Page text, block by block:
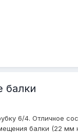
балки
6/4. Отличное
балки (22 мм